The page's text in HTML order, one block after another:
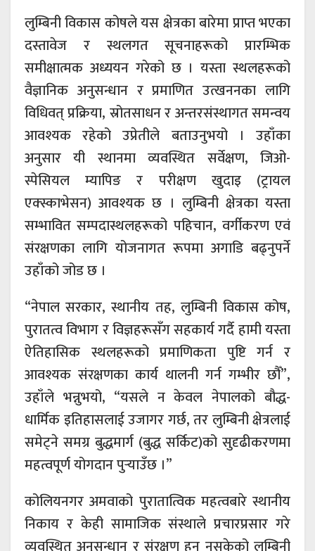
लुम्बिनी विकास कोषले यस क्षेत्रका बारेमा प्राप्त भएका
दस्तावेज र स्थलगत सूचनाहरूको प्रारम्भिक
समीक्षात्मक अध्ययन गरेको छ । यस्ता स्थलहरूको
वैज्ञानिक अनुसन्धान र प्रमाणित उत्खननका लागि
विधिवत् प्रक्रिया, स्रोतसाधन र अन्तरसंस्थागत समन्वय
आवश्यक रहेको उप्रेतीले बताउनुभयो । उहाँका
अनुसार यी स्थानमा व्यवस्थित सर्वेक्षण, जिओ-
स्पेसियल म्यापिङ र परीक्षण खुदाइ (ट्रायल
एक्स्काभेसन) आवश्यक छ । लुम्बिनी क्षेत्रका यस्ता
सम्भावित सम्पदास्थलहरूको पहिचान, वर्गीकरण एवं
संरक्षणका लागि योजनागत रूपमा अगाडि बढ्नुपर्ने
उहाँको जोड छ ।
“नेपाल सरकार, स्थानीय तह, लुम्बिनी विकास कोष,
पुरातत्व विभाग र विज्ञहरूसँग सहकार्य गर्दै हामी यस्ता
ऐतिहासिक स्थलहरूको प्रमाणिकता पुष्टि गर्न र
आवश्यक संरक्षणका कार्य थालनी गर्न गम्भीर छौँ”,
उहाँले भन्नुभयो, “यसले न केवल नेपालको बौद्ध-
धार्मिक इतिहासलाई उजागर गर्छ, तर लुम्बिनी क्षेत्रलाई
समेट्ने समग्र बुद्धमार्ग (बुद्ध सर्किट)को सुदृढीकरणमा
महत्वपूर्ण योगदान पुऱ्याउँछ ।”
कोलियनगर अमवाको पुरातात्विक महत्वबारे स्थानीय
निकाय र केही सामाजिक संस्थाले प्रचारप्रसार गरे